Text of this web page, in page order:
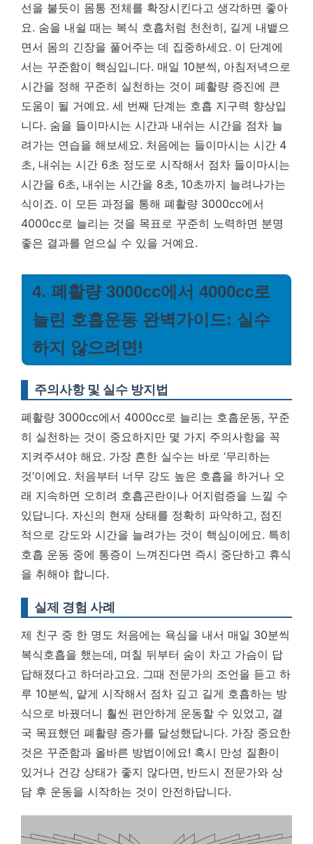
선을 불듯이 몸통 전체를 확장시킨다고 생각하면 좋아
요. 숨을 내쉴 때는 복식 호흡처럼 천천히, 길게 내뱉으
면서 몸의 긴장을 풀어주는 데 집중하세요. 이 단계에
서는 꾸준함이 핵심입니다. 매일 10분씩, 아침저녁으로
시간을 정해 꾸준히 실천하는 것이 폐활량 증진에 큰
도움이 될 거예요. 세 번째 단계는 호흡 지구력 향상입
니다. 숨을 들이마시는 시간과 내쉬는 시간을 점차 늘
려가는 연습을 해보세요. 처음에는 들이마시는 시간 4
초, 내쉬는 시간 6초 정도로 시작해서 점차 들이마시는
시간을 6초, 내쉬는 시간을 8초, 10초까지 늘려나가는
식이죠. 이 모든 과정을 통해 폐활량 3000cc에서
4000cc로 늘리는 것을 목표로 꾸준히 노력하면 분명
좋은 결과를 얻으실 수 있을 거예요.
4. 폐활량 3000cc에서 4000cc로
늘린 호흡운동 완벽가이드: 실수
하지 않으려면!
주의사항 및 실수 방지법
폐활량 3000cc에서 4000cc로 늘리는 호흡운동, 꾸준
히 실천하는 것이 중요하지만 몇 가지 주의사항을 꼭
지켜주셔야 해요. 가장 흔한 실수는 바로 ‘무리하는
것’이에요. 처음부터 너무 강도 높은 호흡을 하거나 오
래 지속하면 오히려 호흡곤란이나 어지럼증을 느낄 수
있답니다. 자신의 현재 상태를 정확히 파악하고, 점진
적으로 강도와 시간을 늘려가는 것이 핵심이에요. 특히
호흡 운동 중에 통증이 느껴진다면 즉시 중단하고 휴식
을 취해야 합니다.
실제 경험 사례
제 친구 중 한 명도 처음에는 욕심을 내서 매일 30분씩
복식호흡을 했는데, 며칠 뒤부터 숨이 차고 가슴이 답
답해졌다고 하더라고요. 그때 전문가의 조언을 듣고 하
루 10분씩, 얕게 시작해서 점차 깊고 길게 호흡하는 방
식으로 바꿨더니 훨씬 편안하게 운동할 수 있었고, 결
국 목표했던 폐활량 증가를 달성했답니다. 가장 중요한
것은 꾸준함과 올바른 방법이에요! 혹시 만성 질환이
있거나 건강 상태가 좋지 않다면, 반드시 전문가와 상
담 후 운동을 시작하는 것이 안전하답니다.